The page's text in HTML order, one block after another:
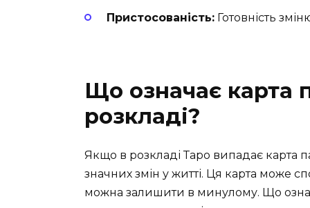
Пристосованість: Готовність
Що означає карта
розкладі?
Якщо в розкладі Таро випадає карта
значних змін у житті. Ця карта може
можна залишити в минулому. Що